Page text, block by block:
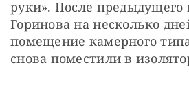
руки». После предыдущего
Горинова на несколько
помещение камерного
снова поместили в